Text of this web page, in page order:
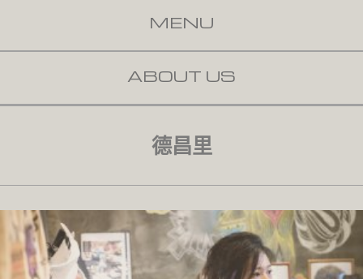
MENU
SKIP TO CONTENT
ABOUT US
德昌里